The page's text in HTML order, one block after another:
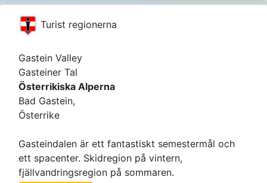
Turist regionerna
Gastein Valley
Gasteiner Tal
Österrikiska Alperna
Bad Gastein,
Österrike
Gasteindalen är ett fantastiskt semestermål och
ett spacenter. Skidregion på vintern,
fjällvandringsregion på sommaren.